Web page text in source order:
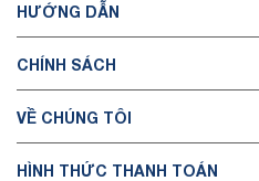
HƯỚNG DẪN
CHÍNH SÁCH
VỀ CHÚNG TÔI
HÌNH THỨC THANH TOÁN